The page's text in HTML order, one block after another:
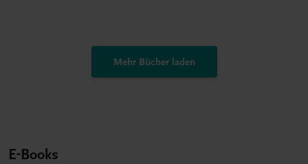
Mehr Bücher laden
E-Books